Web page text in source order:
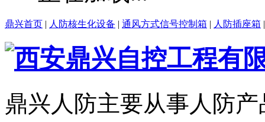
鼎兴首页 | 人防核生化设备 | 通风方式信号控制箱 | 人防插座箱
鼎兴人防主要从事人防